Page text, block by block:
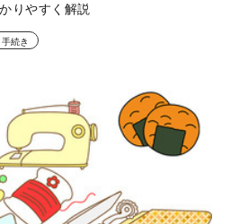
りやすく解説
続き